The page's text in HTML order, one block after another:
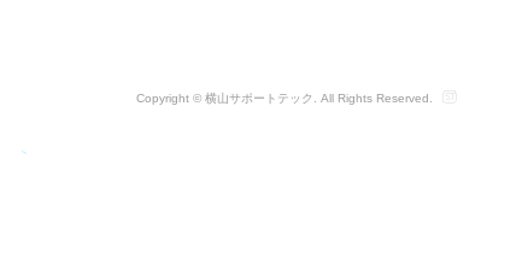
Copyright © 横山サポートテック. All Rights Reserved.